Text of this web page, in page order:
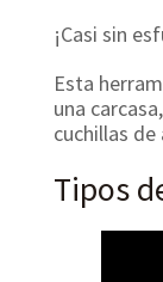
¡Casi sin
Esta
una
cuchillas de
Tipos